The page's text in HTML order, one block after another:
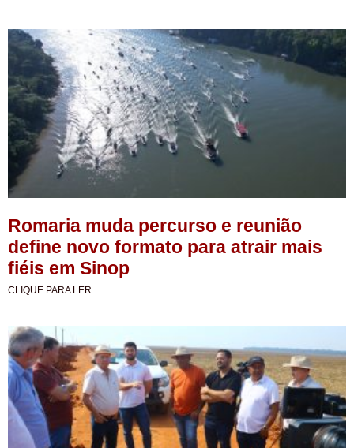
Romaria muda percurso e reunião
define novo formato para atrair mais
fiéis em Sinop
CLIQUE PARA LER